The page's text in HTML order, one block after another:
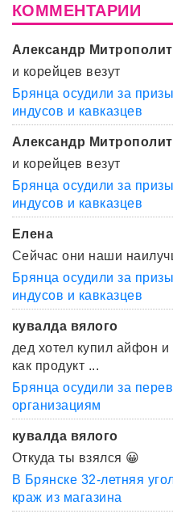
КОММЕНТАРИИ
Александр
и корейцев везут
Брянца осудили за
индусов и кавказцев
Александр
и корейцев везут
Брянца осудили за
индусов и кавказцев
Елена
Сейчас они наши
Брянца осудили за
индусов и кавказцев
кувалда вялого
дед хотел купил айфон и
как продукт ...
Брянца осудили за
организациям
кувалда вялого
Откуда ты взялся 😀
В Брянске 32-летняя
краж из магазина